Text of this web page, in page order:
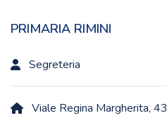
PRIMARIA RIMINI
Segreteria
Viale Regina Margherita, 43